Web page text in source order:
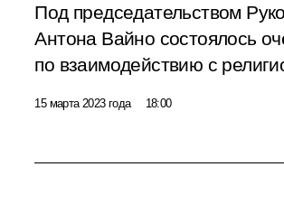
Под председательством
Антона Вайно состоялось
по взаимодействию с
15 марта 2023 года 18:00